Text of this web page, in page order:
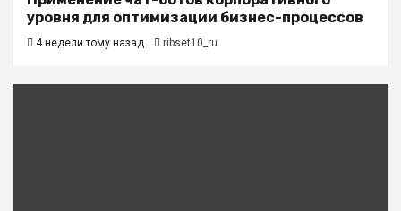
уровня для оптимизации бизнес-процессов
4 недели тому назад ribset10_ru